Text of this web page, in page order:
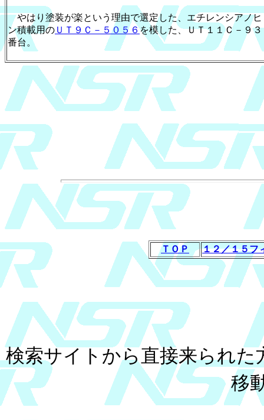
やはり塗装が楽という理由で選定した、エチレンシアノヒ
ン積載用の ＵＴ９Ｃ－５０５６を模した、ＵＴ１１Ｃ－９
番台。
ＴＯＰ １２／１５フ
検索サイトから直接来られた
移